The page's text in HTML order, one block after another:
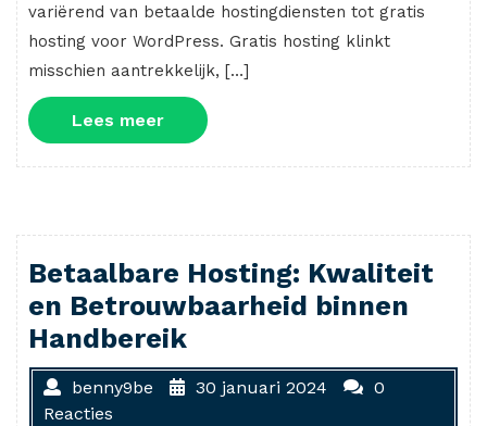
variërend van betaalde hostingdiensten tot gratis
hosting voor WordPress. Gratis hosting klinkt
misschien aantrekkelijk, […]
Lees meerLees
meer
Betaalbare Hosting: Kwaliteit
en Betrouwbaarheid binnen
Handbereik
benny9be 30 januari 2024
0
Reacties